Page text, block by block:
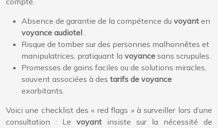
Absence de garantie de la compétence du voyant en
voyance audiotel .
Risque de tomber sur des personnes malhonnêtes et
manipulatrices, pratiquant la voyance sans scrupules.
Promesses de gains faciles ou de solutions miracles,
souvent associées à des tarifs de voyance
exorbitants.
Voici une checklist des « red flags » à surveiller lors d’une
consultation : Le voyant insiste sur la nécessité de